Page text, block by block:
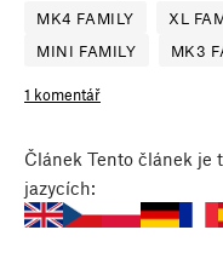
MK4 FAMILY XL
MINI FAMILY
MK3
1 komentář
Článek Tento článek je
jazycích: